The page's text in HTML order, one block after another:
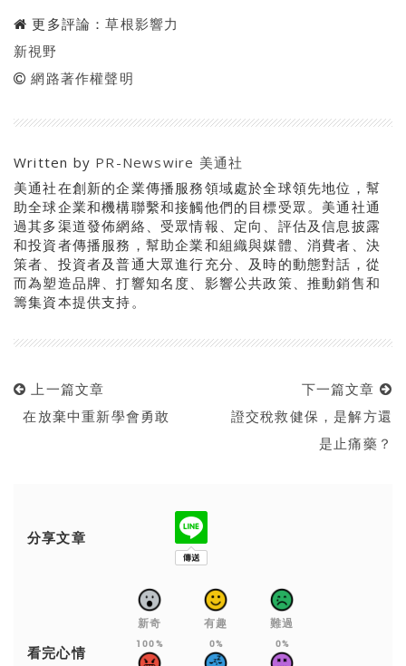
更多評論：草根影響力
新視野
網路著作權聲明
Written by PR-Newswire 美通社
美通社在創新的企業傳播服務領域處於全球領先地位，幫
助全球企業和機構聯繫和接觸他們的目標受眾。美通社通
過其多渠道發佈網絡、受眾情報、定向、評估及信息披露
和投資者傳播服務，幫助企業和組織與媒體、消費者、決
策者、投資者及普通大眾進行充分、及時的動態對話，從
而為塑造品牌、打響知名度、影響公共政策、推動銷售和
籌集資本提供支持。
上一篇文章
在放棄中重新學會勇敢
下一篇文章
證交稅救健保，是解方還
是止痛藥？
分享文章
看完心情
新奇
100%
有趣
0%
難過
0%